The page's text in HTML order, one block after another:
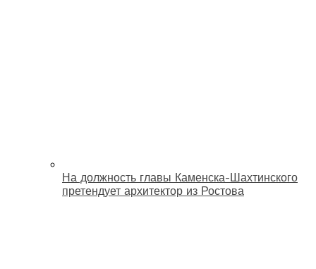
На должность главы Каменска-Шахтинского
претендует архитектор из Ростова